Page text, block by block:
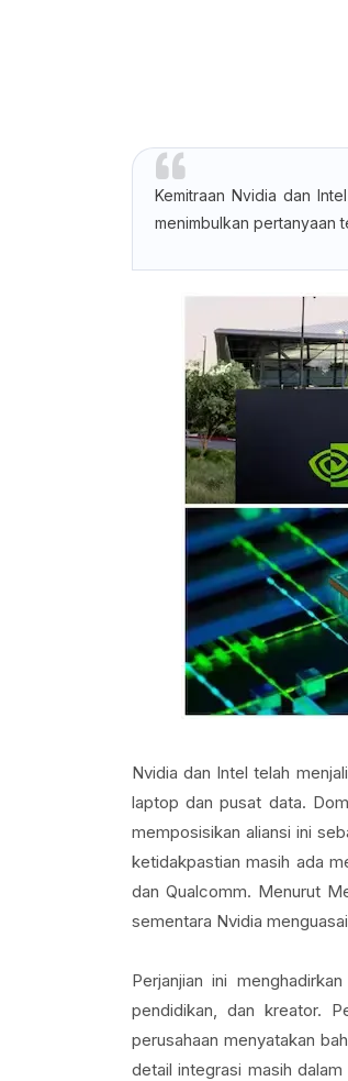
Kemitraan Nvidia dan
menimbulkan pertanyaan
Nvidia dan Intel telah
laptop dan pusat data.
memposisikan aliansi ini
ketidakpastian masih ada
dan Qualcomm. Menurut
sementara Nvidia
Perjanjian ini
pendidikan, dan kreator.
perusahaan menyatakan
detail integrasi masih